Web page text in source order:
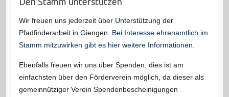
Wir freuen uns jederzeit über Unterstützung der
Pfadfinderarbeit in Giengen. Bei Interesse ehrenamtlich im
Stamm mitzuwirken gibt es hier weitere Informationen.
Ebenfalls freuen wir uns über Spenden, dies ist am
einfachsten über den Förderverein möglich, da dieser als
gemeinnütziger Verein Spendenbescheinigungen